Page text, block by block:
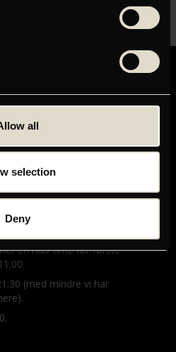
all
selection
Deny
en halv time før første
(med mindre vi har